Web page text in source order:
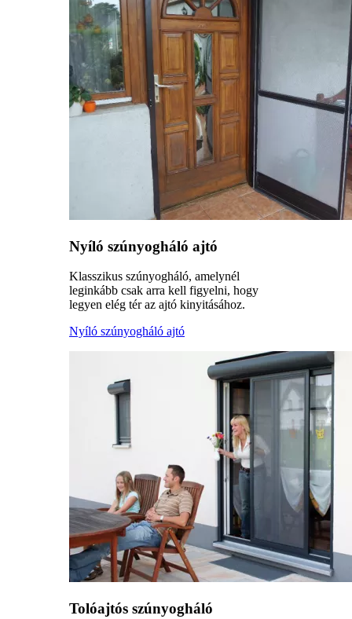
Nyíló szúnyogháló ajtó
Klasszikus szúnyogháló, amelynél
leginkább csak arra kell figyelni, hogy
legyen elég tér az ajtó kinyitásához.
Nyíló szúnyogháló ajtó
Tolóajtós szúnyogháló